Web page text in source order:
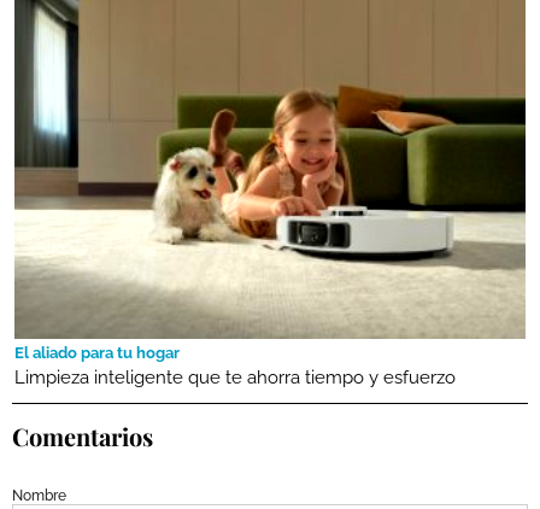
El aliado para tu hogar
Limpieza inteligente que te ahorra tiempo y esfuerzo
Comentarios
Nombre